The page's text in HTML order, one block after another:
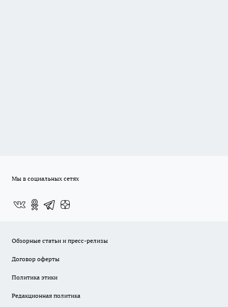
Мы в социальных сетях
Обзорные статьи и пресс-релизы
Договор оферты
Политика этики
Редакционная политика